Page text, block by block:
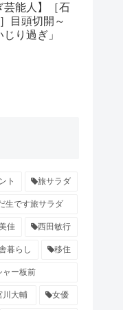
芸能人】［石
目頭切開～
り過ぎ」
ト 旅サラダ
生です旅サラダ
佳 西田敏行
暮らし 移住
ャー板前
川大輔 女優